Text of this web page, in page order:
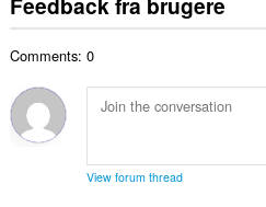
Comments: 0
View forum thread